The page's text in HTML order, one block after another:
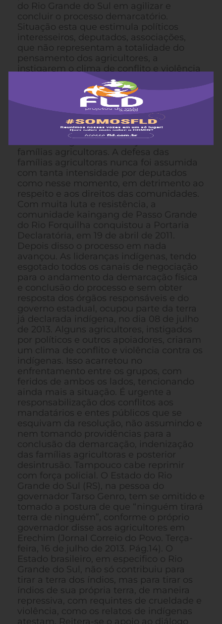
do Rio Grande do Sul em agilizar e
concluir o processo demarcatório.
Situação esta que estimula políticos
interesseiros, deputados, associações,
que não representam a totalidade do
pensamento dos agricultores, a
instigarem o clima de conflito e violência
entre agricultores e índios, ao invés de
contribuir para o diálogo, entendimento e
a garantia de ambos os direitos. A
aparição e discursos de políticos,
mandatários estaduais e outras
lideranças regionais visam tão somente
obter vantagens eleitorais junto às
famílias agricultoras. A defesa das
famílias agricultoras nunca foi assumida
com tanta intensidade por deputados
como nesse momento, em detrimento ao
respeito e aos direitos das comunidades.
Com muita luta e resistência, a
comunidade kaingang de Passo Grande
do Rio Forquilha conquistou a Portaria
Declaratória, em 19 de abril de 2011.
Depois disso o processo em nada
avançou. As lideranças indígenas, tendo
esgotado todos os canais de negociação
para o andamento da demarcação física
e conclusão do processo e sem obter
resposta dos órgãos responsáveis e do
governo estadual, ocupou parte da terra
já declarada indígena, no dia 08 de julho
de 2013. Alguns agricultores, instigados
por políticos e outros apoiadores, criaram
um clima de conflito e violência contra os
indígenas. Isso acarretou no
enfrentamento entre os grupos, com
feridos de ambos os lados, tencionando
ainda mais a situação. É urgente a
responsabilização dos conflitos aos
mandatários e entes públicos que se
esquivam da resolução, não assumindo e
nem tomando providências para a
conclusão da demarcação, indenização
das famílias agricultoras e posterior
desintrusão. Tampouco cabe reprimir
com força policial. O Estado do Rio
Grande do Sul (RS), na pessoa do
governador Tarso Genro, tem se omitido e
tomado a postura de que “ninguém tirará
terra de ninguém”, conforme o próprio
governador disse aos agricultores em
Erechim (Jornal Correio do Povo. Terça-
feira, 16 de julho de 2013. Pág.14). O
Estado brasileiro, em especifico o Rio
Grande do Sul, não só contribuiu para
tirar a terra dos índios, mas para tirar os
índios de sua própria terra, de maneira
repressiva, com requintes de crueldade e
violência, como os relatos de indígenas
atestam. Reitera-se o apoio ao diálogo